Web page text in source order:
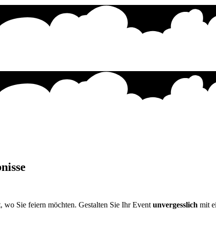
wo Sie feiern möchten. Gestalten Sie Ihr Event unvergesslich mit